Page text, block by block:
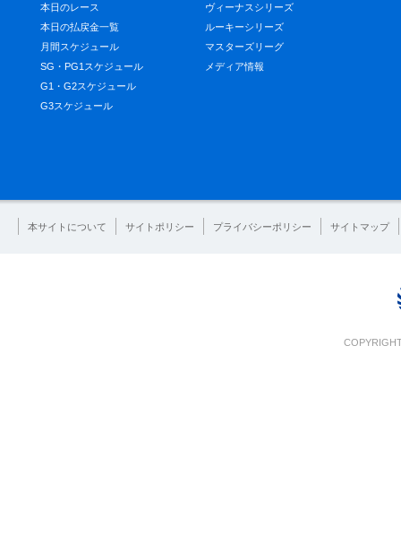
本日のレース
本日の払戻金一覧
月間スケジュール
SG・PG1スケジュール
G1・G2スケジュール
G3スケジュール
ヴィーナスシリーズ
ルーキーシリーズ
マスターズリーグ
メディア情報
本サイトについて サイトポリシー プライバシーポリシー サイトマップ